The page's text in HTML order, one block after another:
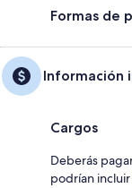
Formas de
Información
Cargos
Deberás
podrían